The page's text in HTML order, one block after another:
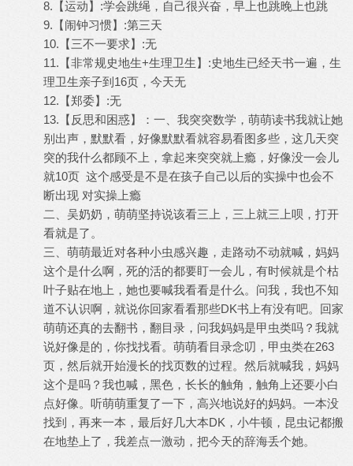
8.【运动】:学会跳绳，自己很兴奋，早上也跳晚上也跳
9.【闹钟习惯】:第三天
10.【三不一要求】:无
11.【非常规史地生+生理卫生】:史地生已经天书一遍，生
理卫生亲子到16页，今天无
12.【郑委】:无
13.【反思和困惑】：一、我突突数学，萌萌读书我就让她
别出声，默默看，好像默默看就容易看图多些，这几天突
突的我什么都顾不上，拿起来突突就上瘾，好像没一会儿
就10页 这个感受是不是在孩子自己以后的实操中也会不
断出现 对实操上瘾
二、吴奶奶，萌萌坚持说该看三上，三上就三上呗，打开
看就是了。
三、萌萌最近对各种小虫感兴趣，走路动不动就喊，妈妈
这个是什么啊，死的活的都要盯一会儿，有时候就是个枯
叶子贴在地上，她也要喊我看看是什么。问我，我也不知
道不认识啊，就说你回家看看那些DK书上有没有吧。回家
萌萌还真的去翻书，翻目录，问我妈妈是甲虫类吗？我就
说好像是的，你找找看。萌萌看目录念叨，甲虫类在263
页，然后就开始漫长的找页数的过程。然后就喊我，妈妈
这个是吗？我也喊，黑色，长长的触角，触角上还要小白
点好像。听萌萌重复了一下，高兴地说好的妈妈。一本没
找到，再来一本，最后好几大本DK，小牛顿，昆虫记都搬
在地垫上了，我差点一激动，把今天的辞海丢个她。